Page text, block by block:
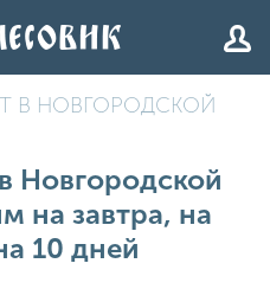
В НОВГОРОДСКОЙ
Новгородской
на завтра, на
10 дней